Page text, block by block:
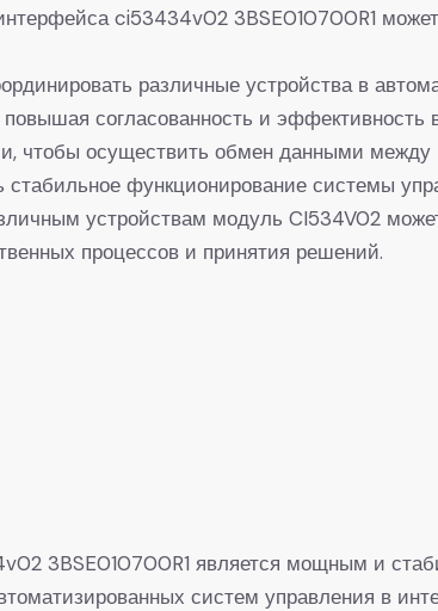
ci53434v02 3BSE010700R1
различные устройства в
согласованность и эффективность
чтобы осуществить обмен данными
функционирование системы
устройствам модуль CI534V02
процессов и принятия решений.
3BSE010700R1 является мощным и
систем управления в